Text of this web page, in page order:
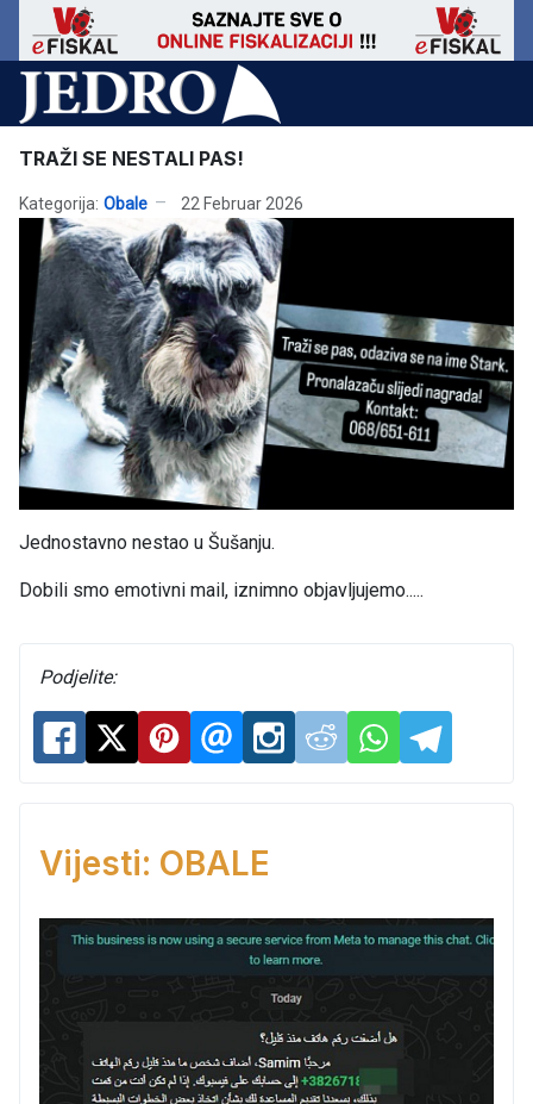
TRAŽI SE NESTALI PAS!
Kategorija: Obale 22 Februar 2026
Jednostavno nestao u Šušanju.
Dobili smo emotivni mail, iznimno objavljujemo.....
Podjelite:
Vijesti: OBALE